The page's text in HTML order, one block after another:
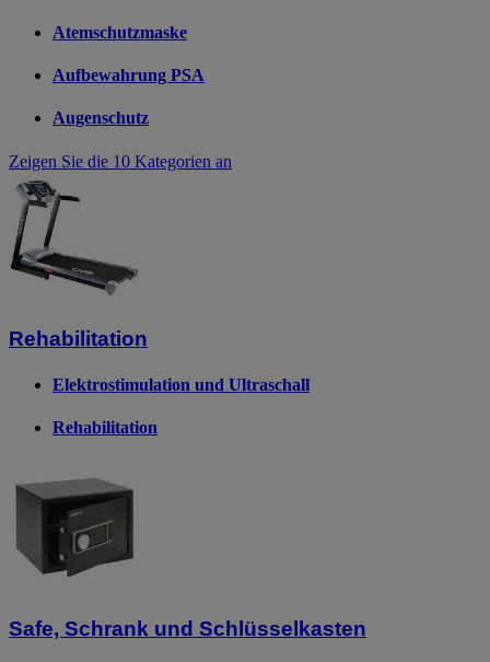
Atemschutzmaske
Aufbewahrung PSA
Augenschutz
Zeigen Sie die 10 Kategorien an
Rehabilitation
Elektrostimulation und Ultraschall
Rehabilitation
Safe, Schrank und Schlüsselkasten